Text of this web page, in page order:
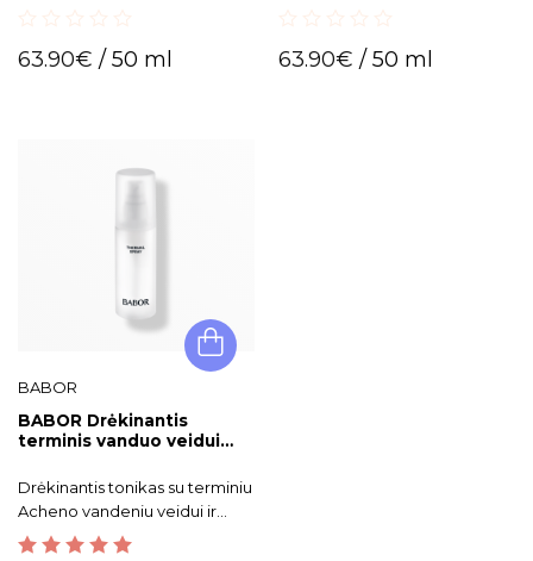
out
63.90€ / 50 ml
reikalaujančios odos priežiūrai.
out
63.90€ / 50 ml
BABOR
BABOR Drėkinantis
terminis vanduo veidui
Drėkinantis tonikas su terminiu
Acheno vandeniu veidui ir
kūnui.